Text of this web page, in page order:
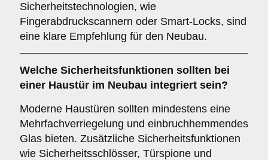
Sicherheitstechnologien, wie
Fingerabdruckscannern oder Smart-Locks, sind
eine klare Empfehlung für den Neubau.
Welche Sicherheitsfunktionen sollten bei
einer Haustür im Neubau integriert sein?
Moderne Haustüren sollten mindestens eine
Mehrfachverriegelung und einbruchhemmendes
Glas bieten. Zusätzliche Sicherheitsfunktionen
wie Sicherheitsschlösser, Türspione und